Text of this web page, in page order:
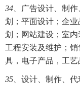
34、
广告设计、制
划；平面设计；企
划；网站建设；室
工程安装及维护；
具，电子产品，工艺
35、 设计、制作、